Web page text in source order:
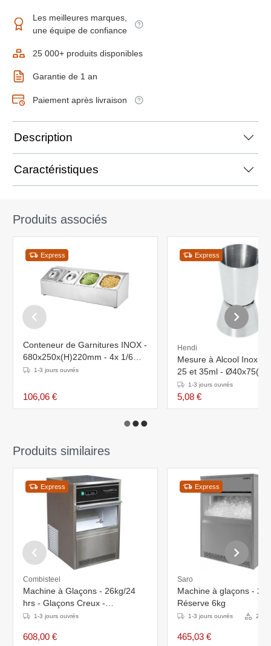
Les meilleures marques,
une équipe de confiance
25 000+ produits disponibles
Garantie de 1 an
Paiement après livraison
Description
Caractéristiques
Produits associés
Express
Conteneur de Garnitures INOX -
680x250x(H)220mm - 4x 1/6
GN - 100 mm
1-3 jours ouvrés
106,06 €
Express
Hendi
Mesure à Alcool Inox -
25 et 35ml -
1-3 jours ouvrés
5,08 €
Produits similaires
Express
Combisteel
Machine à Glaçons - 26kg/24
hrs - Glaçons Creux -
420x528x(H)655mm
1-3 jours ouvrés
608,00 €
Express
Saro
Machine à glaçons -
Réserve 6kg
1-3 jours ouvrés 2
465,03 €